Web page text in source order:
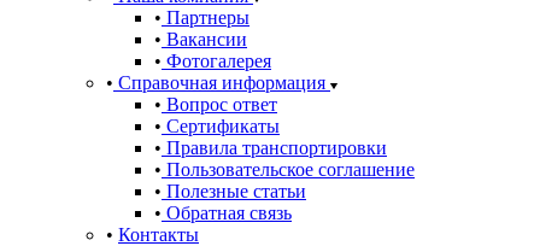
Партнеры
Вакансии
Фотогалерея
Справочная информация
Вопрос ответ
Сертификаты
Правила транспортировки
Пользовательское соглашение
Полезные статьи
Обратная связь
Контакты